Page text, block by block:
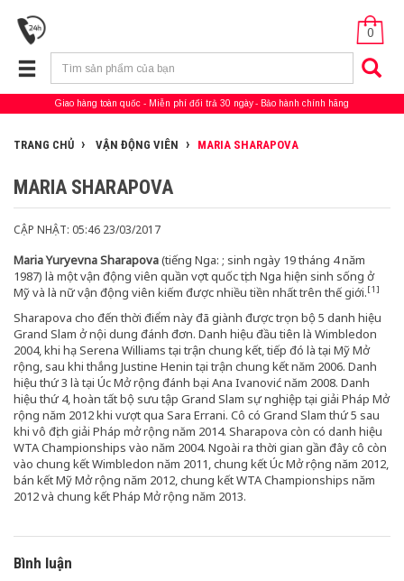
0
Giao hàng toàn quốc Miễn phí đổi trả 30 ngày Bảo hành chính hãng
TRANG CHỦ VẬN ĐỘNG VIÊN MARIA SHARAPOVA
MARIA SHARAPOVA
CẬP NHẬT: 05:46 23/03/2017
Maria Yuryevna Sharapova(tiếng Nga: ; sinh ngày 19 tháng 4 năm
1987) là một vận động viên quần vợt quốc tịch Nga hiện sinh sống ở
Mỹ và là nữ vận động viên kiếm được nhiều tiền nhất trên thế giới.[1]
Sharapova cho đến thời điểm này đã giành được trọn bộ 5 danh hiệu
Grand Slam ở nội dung đánh đơn. Danh hiệu đầu tiên là Wimbledon
2004, khi hạ Serena Williams tại trận chung kết, tiếp đó là tại Mỹ Mở
rộng, sau khi thắng Justine Henin tại trận chung kết năm 2006. Danh
hiệu thứ 3 là tại Úc Mở rộng đánh bại Ana Ivanović năm 2008. Danh
hiệu thứ 4, hoàn tất bộ sưu tập Grand Slam sự nghiệp tại giải Pháp Mở
rộng năm 2012 khi vượt qua Sara Errani. Cô có Grand Slam thứ 5 sau
khi vô địch giải Pháp mở rộng năm 2014. Sharapova còn có danh hiệu
WTA Championships vào năm 2004. Ngoài ra thời gian gần đây cô còn
vào chung kết Wimbledon năm 2011, chung kết Úc Mở rộng năm 2012,
bán kết Mỹ Mở rộng năm 2012, chung kết WTA Championships năm
2012 và chung kết Pháp Mở rộng năm 2013.
Bình luận